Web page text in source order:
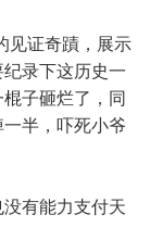
见证奇蹟，展示
录下这历史一
子砸烂了，同
半，吓死小爷
有能力支付天